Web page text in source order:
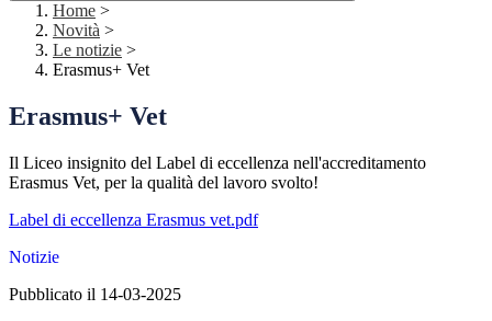
Home >
Novità >
Le notizie >
Erasmus+ Vet
Erasmus+ Vet
Il Liceo insignito del Label di eccellenza nell'accreditamento
Erasmus Vet, per la qualità del lavoro svolto!
Label di eccellenza Erasmus vet.pdf
Notizie
Pubblicato il 14-03-2025